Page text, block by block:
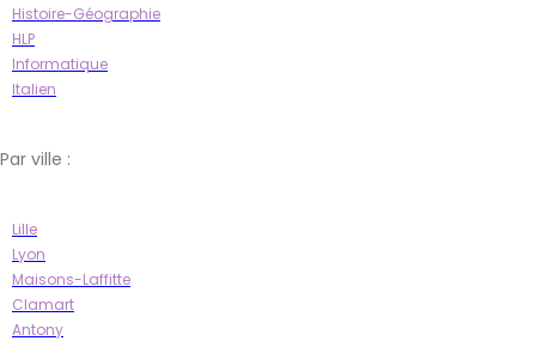
Histoire-Géographie
HLP
Informatique
Italien
Par ville :
Lille
Lyon
Maisons-Laffitte
Clamart
Antony